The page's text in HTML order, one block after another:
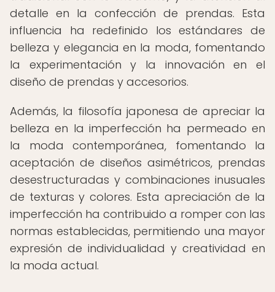
detalle en la confección de prendas. Esta
influencia ha redefinido los estándares de
belleza y elegancia en la moda, fomentando
la experimentación y la innovación en el
diseño de prendas y accesorios.
Además, la filosofía japonesa de apreciar la
belleza en la imperfección ha permeado en
la moda contemporánea, fomentando la
aceptación de diseños asimétricos, prendas
desestructuradas y combinaciones inusuales
de texturas y colores. Esta apreciación de la
imperfección ha contribuido a romper con las
normas establecidas, permitiendo una mayor
expresión de individualidad y creatividad en
la moda actual.